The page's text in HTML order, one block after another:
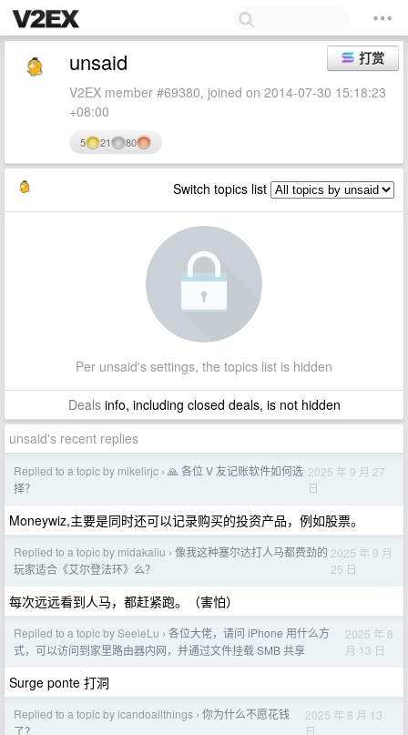
打赏
unsaid
V2EX member #69380, joined on 2014-07-30 15:18:23
+08:00
5 21 80
Switch topics list
Per unsaid's settings, the topics list is hidden
Dealsinfo, including closed deals, is not hidden
unsaid's recent replies
Replied to a topic by mikelirjc › 🙏 各位 V 友记账软件如何选
择？
2025 年 9 月 27
日
Moneywiz,主要是同时还可以记录购买的投资产品，例如股票。
Replied to a topic by midakaliu › 像我这种塞尔达打人马都费劲的
玩家适合《艾尔登法环》么？
2025 年 9 月
25 日
每次远远看到人马，都赶紧跑。（害怕）
Replied to a topic by SeeleLu › 各位大佬，请问 iPhone 用什么方
式，可以访问到家里路由器内网，并通过文件挂载 SMB 共享
2025 年 8
月 13 日
Surge ponte 打洞
Replied to a topic by icandoallthings › 你为什么不愿花钱
了？
2025 年 8 月 13
日